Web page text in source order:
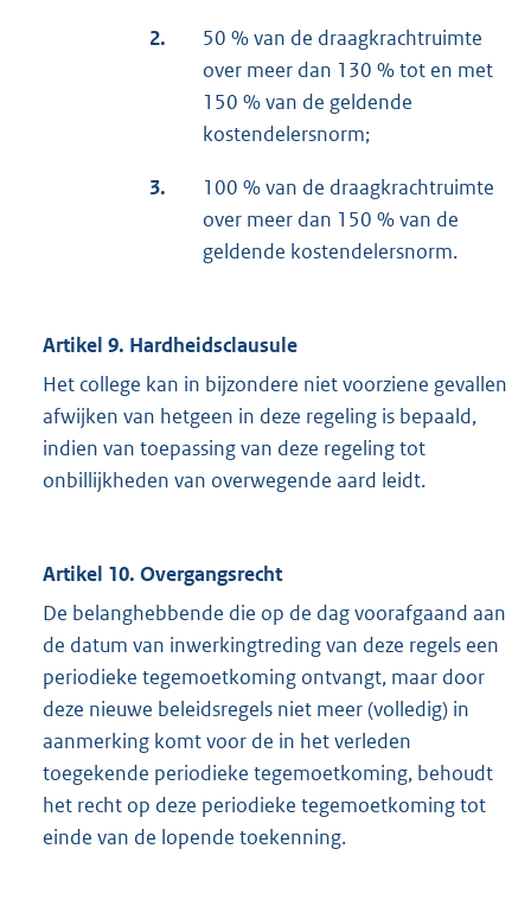
2.
50 % van de draagkrachtruimte
over meer dan 130 % tot en met
150 % van de geldende
kostendelersnorm;
3.
100 % van de draagkrachtruimte
over meer dan 150 % van de
geldende kostendelersnorm.
Artikel 9. Hardheidsclausule
Het college kan in bijzondere niet voorziene gevallen
afwijken van hetgeen in deze regeling is bepaald,
indien van toepassing van deze regeling tot
onbillijkheden van overwegende aard leidt.
Artikel 10. Overgangsrecht
De belanghebbende die op de dag voorafgaand aan
de datum van inwerkingtreding van deze regels een
periodieke tegemoetkoming ontvangt, maar door
deze nieuwe beleidsregels niet meer (volledig) in
aanmerking komt voor de in het verleden
toegekende periodieke tegemoetkoming, behoudt
het recht op deze periodieke tegemoetkoming tot
einde van de lopende toekenning.